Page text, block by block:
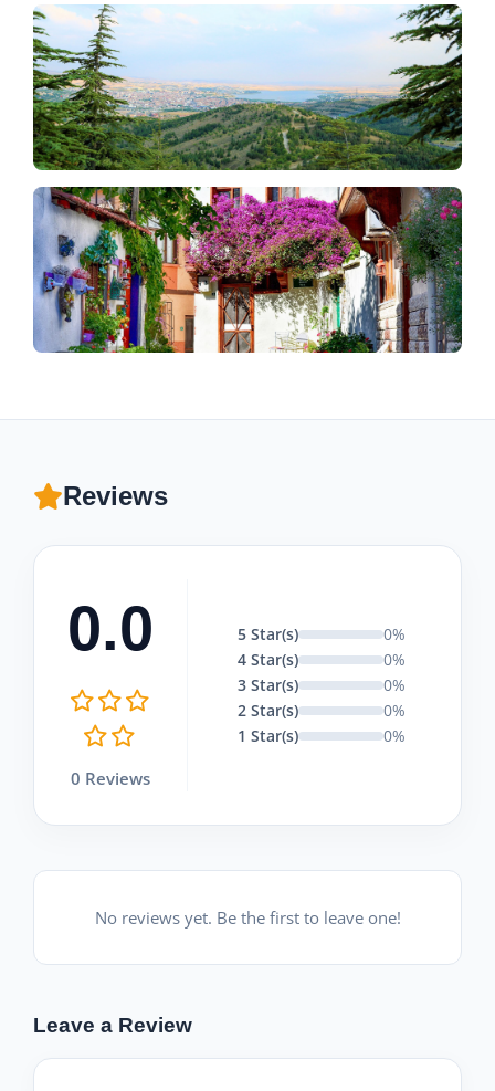
Reviews
0.0
0 Reviews
5 Star(s)
0%
4 Star(s)
0%
3 Star(s)
0%
2 Star(s)
0%
1 Star(s)
0%
No reviews yet. Be the first to leave one!
Leave a Review